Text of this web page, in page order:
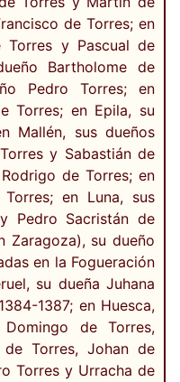
de Torres; en
Torres y Pascual de
Bartholome de
Pedro Torres; en
Torres; en Epila, su
Mallén, sus dueños
y Sabastián de
de Torres; en
en Luna, sus
Pedro Sacristán de
Zaragoza), su dueño
en la Fogueración
su dueña Juhana
1387; en Huesca,
de Torres,
de Torres, Johan de
Torres y Urracha de